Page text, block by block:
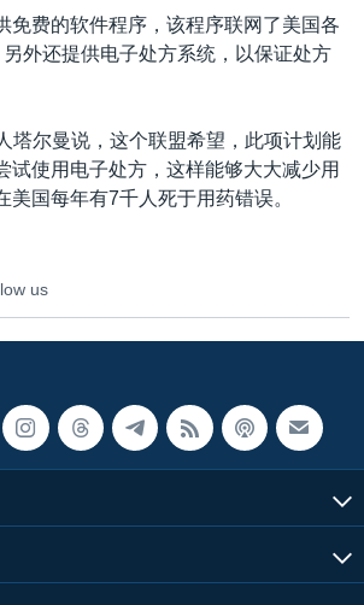
免费的软件程序，该程序联网了美国各
外还提供电子处方系统，以保证处方
塔尔曼说，这个联盟希望，此项计划能
试使用电子处方，这样能够大大减少用
美国每年有7千人死于用药错误。
us